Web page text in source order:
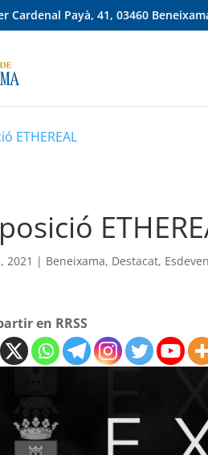
Cardenal Payà, 41, 03460
ETHEREAL
2021 | Beneixama, Destacat,
en RRSS